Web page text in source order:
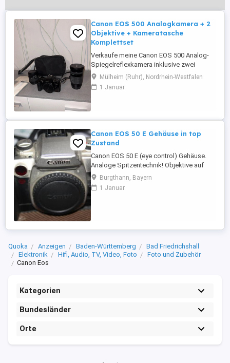
Canon EOS 500 Analogkamera + 2
Objektive + Kameratasche
Komplettset
Verkaufe meine Canon EOS 500 Analog-
Spiegelreflexkamera inklusive zwei
Exakta-Objektiven und Kameratasche.
Ideal für Einsteiger in die Analogfotografie
oder Sammler klassischer Canon-EOS-
Zoomobjektiv * Exakta Objektiv (siehe
Mülheim (Ruhr), Nordrhein-Westfalen
1 Januar
Canon EOS 50 E Gehäuse in top
Zustand
Canon EOS 50 E (eye control) Gehäuse.
Analoge Spitzentechnik! Objektive auf
Anfrage. Batteriegriff auf Anfrage
Privatverkauf ohne Garantie und ohne
Gewährleistung. Nur Abholung
Burgthann, Bayern
1 Januar
Quoka Anzeigen Baden-Württemberg
Bad Friedrichshall
Elektronik
Hifi, Audio, TV, Video, Foto
Foto und Zubehör
Canon Eos
Kategorien
Bundesländer
Orte